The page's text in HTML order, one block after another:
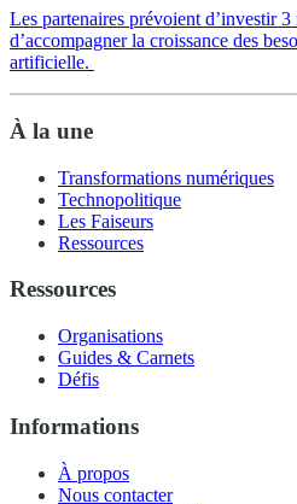
Les partenaires prévoient d’investir
d’accompagner la croissance des
artificielle.
À la une
Transformations numériques
Technopolitique
Les Faiseurs
Ressources
Ressources
Organisations
Guides & Carnets
Défis
Informations
À propos
Nous contacter